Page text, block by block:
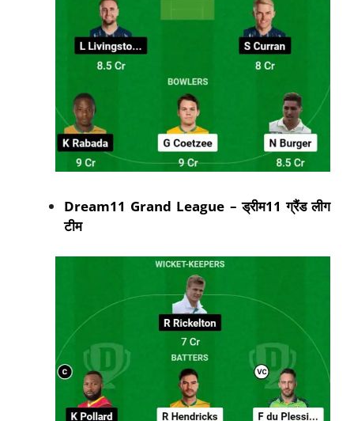
Dream11 Grand League –ड्रीम11 ग्रैंड लीग
टीम